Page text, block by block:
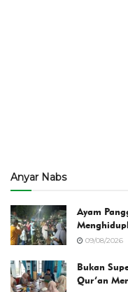
Anyar Nabs
Ayam
09/08/2026
Bukan
Qur’an